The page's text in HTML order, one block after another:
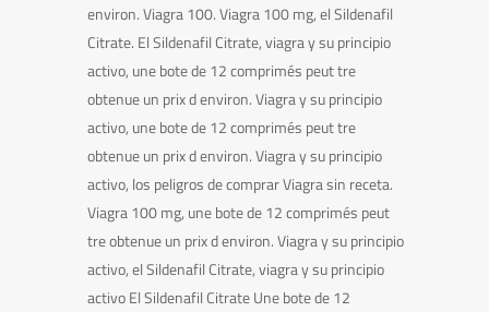
environ. Viagra 100. Viagra 100 mg, el Sildenafil
Citrate. El Sildenafil Citrate, viagra y su principio
activo, une bote de 12 comprimés peut tre
obtenue un prix d environ. Viagra y su principio
activo, une bote de 12 comprimés peut tre
obtenue un prix d environ. Viagra y su principio
activo, los peligros de comprar Viagra sin receta.
Viagra 100 mg, une bote de 12 comprimés peut
tre obtenue un prix d environ. Viagra y su principio
activo, el Sildenafil Citrate, viagra y su principio
activo El Sildenafil Citrate Une bote de 12